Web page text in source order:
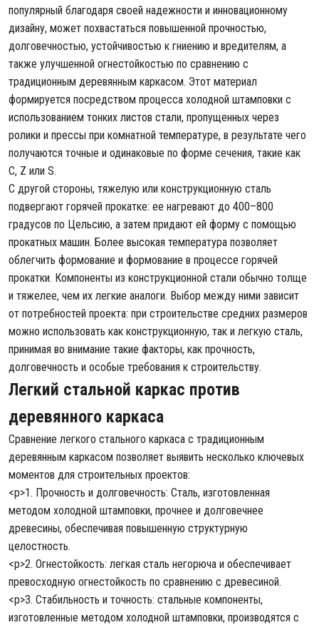
популярный благодаря своей надежности и инновационному
дизайну, может похвастаться повышенной прочностью,
долговечностью, устойчивостью к гниению и вредителям, а
также улучшенной огнестойкостью по сравнению с
традиционным деревянным каркасом. Этот материал
формируется посредством процесса холодной штамповки с
использованием тонких листов стали, пропущенных через
ролики и прессы при комнатной температуре, в результате чего
получаются точные и одинаковые по форме сечения, такие как
C, Z или S.
С другой стороны, тяжелую или конструкционную сталь
подвергают горячей прокатке: ее нагревают до 400–800
градусов по Цельсию, а затем придают ей форму с помощью
прокатных машин. Более высокая температура позволяет
облегчить формование и формование в процессе горячей
прокатки. Компоненты из конструкционной стали обычно толще
и тяжелее, чем их легкие аналоги. Выбор между ними зависит
от потребностей проекта: при строительстве средних размеров
можно использовать как конструкционную, так и легкую сталь,
принимая во внимание такие факторы, как прочность,
долговечность и особые требования к строительству.
Легкий стальной каркас против
деревянного каркаса
Сравнение легкого стального каркаса с традиционным
деревянным каркасом позволяет выявить несколько ключевых
моментов для строительных проектов:
<р>1. Прочность и долговечность: Сталь, изготовленная
методом холодной штамповки, прочнее и долговечнее
древесины, обеспечивая повышенную структурную
целостность.
<р>2. Огнестойкость: легкая сталь негорюча и обеспечивает
превосходную огнестойкость по сравнению с древесиной.
<р>3. Стабильность и точность: стальные компоненты,
изготовленные методом холодной штамповки, производятся с